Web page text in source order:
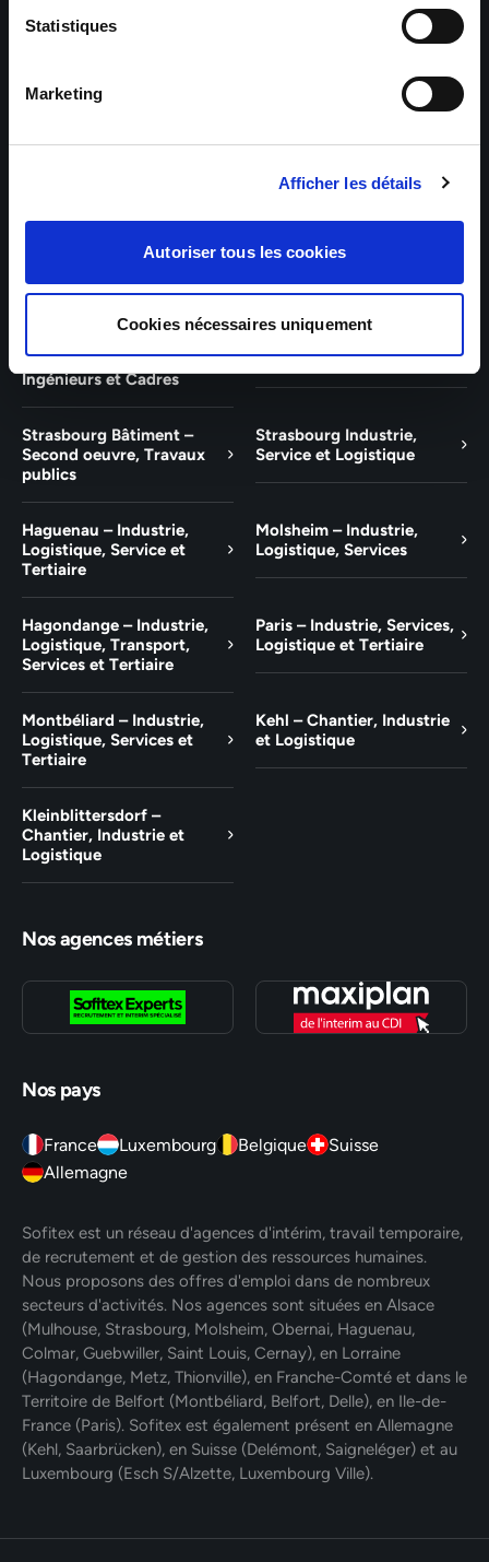
Statistiques
Marketing
Afficher les détails
Autoriser tous les cookies
Cookies nécessaires uniquement
Bâtiment et Tertiaire
Logistique, Bâtiment et
Guebwiller – Industrie,
Experts Paris – Tertiaire,
Cadres
Experts Strasbourg –
Illkirch-Graffenstaden
Experts Saint-Louis –
Tertiaire, Techniciens,
Ingénieurs et Cadres
Tertiaire, Techniciens,
Ingénieurs et Cadres
Saint-Louis – Industrie,
Logistique, Service
Strasbourg Bâtiment –
Second oeuvre, Travaux
publics
Strasbourg Industrie,
Service et Logistique
Haguenau – Industrie,
Logistique, Service et
Tertiaire
Molsheim – Industrie,
Logistique, Services
Hagondange – Industrie,
Logistique, Transport,
Services et Tertiaire
Paris – Industrie, Services,
Logistique et Tertiaire
Montbéliard – Industrie,
Logistique, Services et
Tertiaire
Kehl – Chantier, Industrie
et Logistique
Kleinblittersdorf –
Chantier, Industrie et
Logistique
Nos agences métiers
Nos pays
France Luxembourg Belgique
Suisse
Allemagne
Sofitex est un réseau d'agences d'intérim, travail temporaire,
de recrutement et de gestion des ressources humaines.
Nous proposons des offres d'emploi dans de nombreux
secteurs d'activités. Nos agences sont situées en Alsace
(Mulhouse, Strasbourg, Molsheim, Obernai, Haguenau,
Colmar, Guebwiller, Saint Louis, Cernay), en Lorraine
(Hagondange, Metz, Thionville), en Franche-Comté et dans le
Territoire de Belfort (Montbéliard, Belfort, Delle), en Ile-de-
France (Paris). Sofitex est également présent en Allemagne
(Kehl, Saarbrücken), en Suisse (Delémont, Saigneléger) et au
Luxembourg (Esch S/Alzette, Luxembourg Ville).